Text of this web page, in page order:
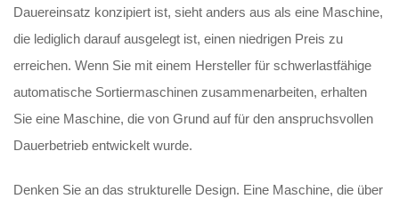
Dauereinsatz konzipiert ist, sieht anders aus als eine Maschine,
die lediglich darauf ausgelegt ist, einen niedrigen Preis zu
erreichen. Wenn Sie mit einem Hersteller für schwerlastfähige
automatische Sortiermaschinen zusammenarbeiten, erhalten
Sie eine Maschine, die von Grund auf für den anspruchsvollen
Dauerbetrieb entwickelt wurde.
Denken Sie an das strukturelle Design. Eine Maschine, die über